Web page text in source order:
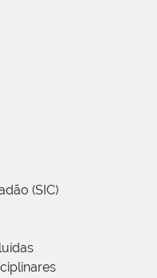
(SIC)